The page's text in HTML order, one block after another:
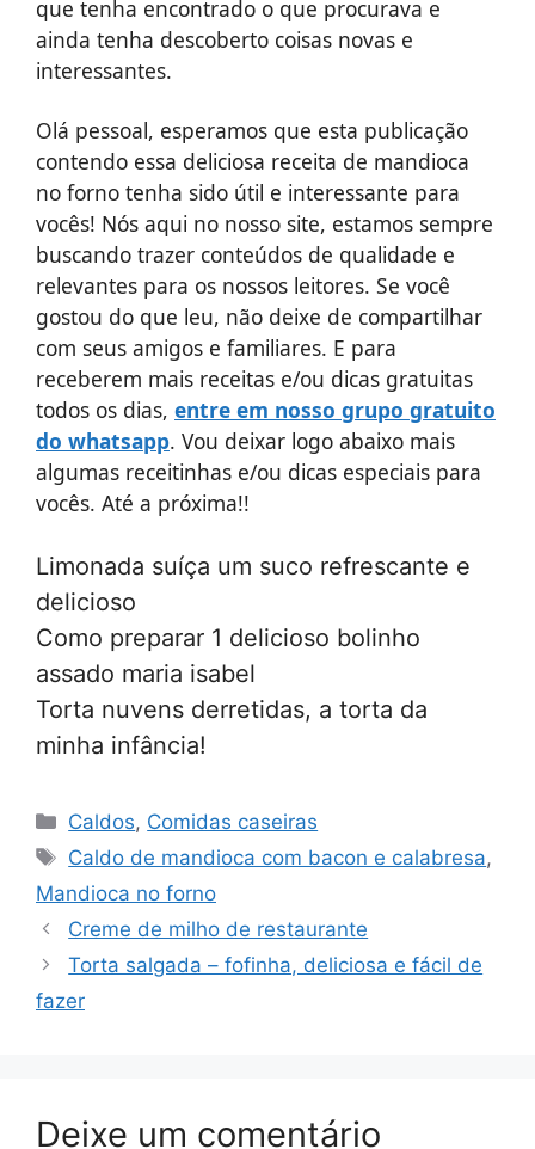
que tenha encontrado o que procurava e
ainda tenha descoberto coisas novas e
interessantes.
Olá pessoal, esperamos que esta publicação
contendo essa deliciosa receita de mandioca
no forno tenha sido útil e interessante para
vocês! Nós aqui no nosso site, estamos sempre
buscando trazer conteúdos de qualidade e
relevantes para os nossos leitores. Se você
gostou do que leu, não deixe de compartilhar
com seus amigos e familiares. E para
receberem mais receitas e/ou dicas gratuitas
todos os dias, entre em nosso grupo gratuito
do whatsapp. Vou deixar logo abaixo mais
algumas receitinhas e/ou dicas especiais para
vocês. Até a próxima!!
Limonada suíça um suco refrescante e
delicioso
Como preparar 1 delicioso bolinho
assado maria isabel
Torta nuvens derretidas, a torta da
minha infância!
Categorias
Caldos, Comidas caseiras
Tags
Caldo de mandioca com bacon e calabresa,
Mandioca no forno
Creme de milho de restaurante
Torta salgada – fofinha, deliciosa e fácil de
fazer
Deixe um comentário